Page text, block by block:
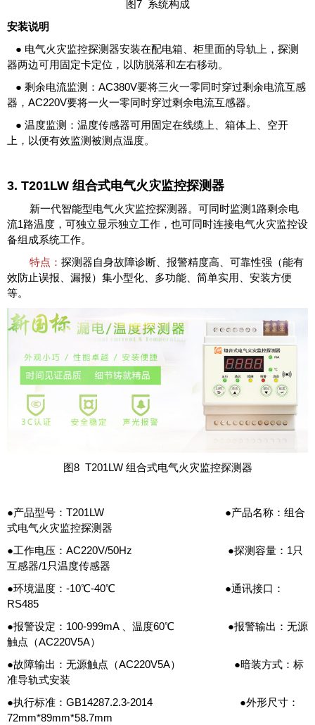
图7 系统构成
安装说明
● 电气火灾监控探测器安装在配电箱、柜里面的导轨上，探测
器两边可用固定卡定位，以防脱落和左右移动。
● 剩余电流监测：AC380V要将三火一零同时穿过剩余电流互感
器，AC220V要将一火一零同时穿过剩余电流互感器。
● 温度监测：温度传感器可用固定在线缆上、箱体上、空开
上，以便有效监测被测点温度。
3. T201LW 组合式电气火灾监控探测器
新一代智能型电气火灾监控探测器。可同时监测1路剩余电
流1路温度，可独立显示独立工作，也可同时连接电气火灾监控设
备组成系统工作。
特点： 探测器自身故障诊断、报警精度高、可靠性强（能有
效防止误报、漏报）集小型化、多功能、简单实用、安装方便
等。
图8 T201LW 组合式电气火灾监控探测器
●产品型号：T201LW ●产品名称：组合
式电气火灾监控探测器
●工作电压：AC220V/50Hz ●探测容量：1只
互感器/1只温度传感器
●环境温度：-10℃-40℃ ●通讯接口：
RS485
●报警设定：100-999mA 、温度60℃ ●报警输出：无源
触点（AC220V5A）
●故障输出：无源触点（AC220V5A） ●暗装方式：标
准导轨式安装
●执行标准：GB14287.2.3-2014 ●外形尺寸：
72mm*89mm*58.7mm